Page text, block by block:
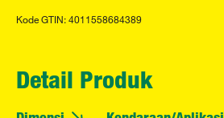
Kode GTIN: 4011558684389
Detail Produk